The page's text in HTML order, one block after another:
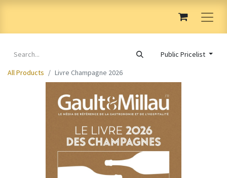
Public Pricelist
All Products
Livre Champagne 2026